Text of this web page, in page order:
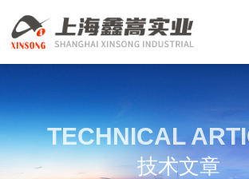
TECHNICAL
技术文章